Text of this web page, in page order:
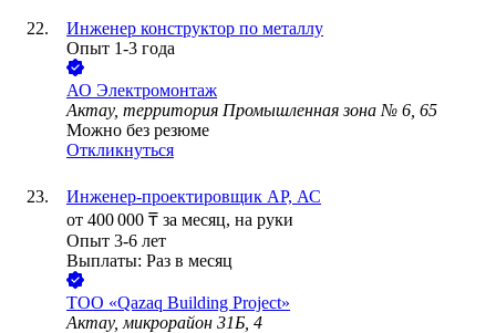
Инженер конструктор по металлу
Опыт 1-3 года
АО Электромонтаж
Актау, территория Промышленная зона № 6, 65
Можно без резюме
Откликнуться
Инженер-проектировщик АР, АС
от 400 000 ₸ за месяц, на руки
Опыт 3-6 лет
Выплаты: Раз в месяц
ТОО «Qazaq Building Project»
Актау, микрорайон 31Б, 4